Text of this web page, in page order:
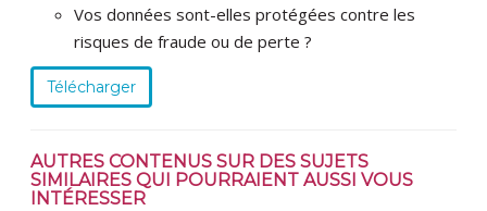
Vos données sont-elles protégées contre les
risques de fraude ou de perte ?
Télécharger
AUTRES CONTENUS SUR DES SUJETS
SIMILAIRES QUI POURRAIENT AUSSI VOUS
INTÉRESSER